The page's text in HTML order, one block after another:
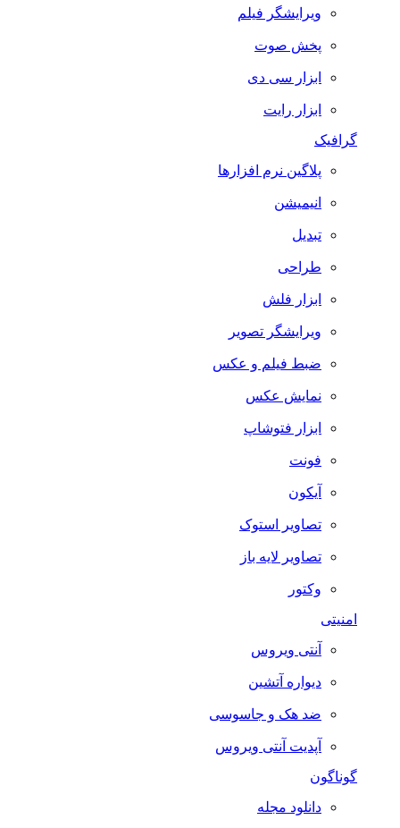
ویرایشگر فیلم
پخش صوت
ابزار سی دی
ابزار رایت
گرافیک
پلاگین نرم افزارها
انیمیشن
تبدیل
طراحی
ابزار فلش
ویرایشگر تصویر
ضبط فيلم و عكس
نمایش عکس
ابزار فتوشاپ
فونت
آیکون
تصاویر استوک
تصاویر لایه باز
وکتور
امنیتی
آنتی ویروس
دیواره آتشین
ضد هک و جاسوسی
آپدیت آنتی ویروس
گوناگون
دانلود مجله